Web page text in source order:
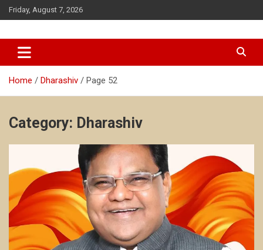
Skip
to
Friday, August 7, 2026
antarsanwadnews
Home Dharashiv Page 52
Category: Dharashiv